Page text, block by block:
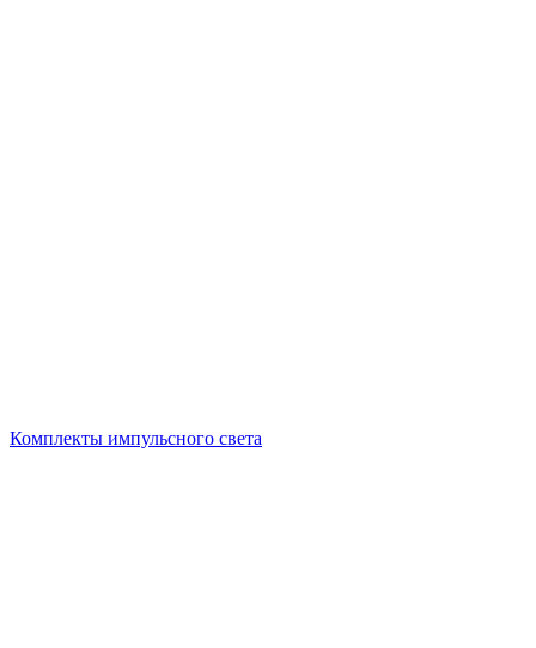
Комплекты импульсного света